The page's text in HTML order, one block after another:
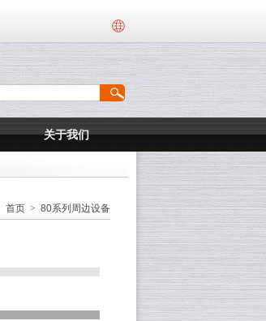
关于我们
首页 > 80系列周边设备